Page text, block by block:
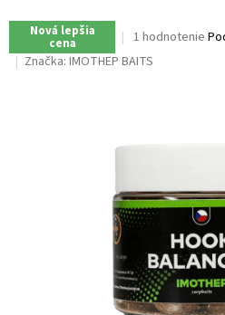
Nová lepšia
cena
Priemerné
hodnotenie
produktu
1 hodnotenie
Značka: IMOTHEP BAITS